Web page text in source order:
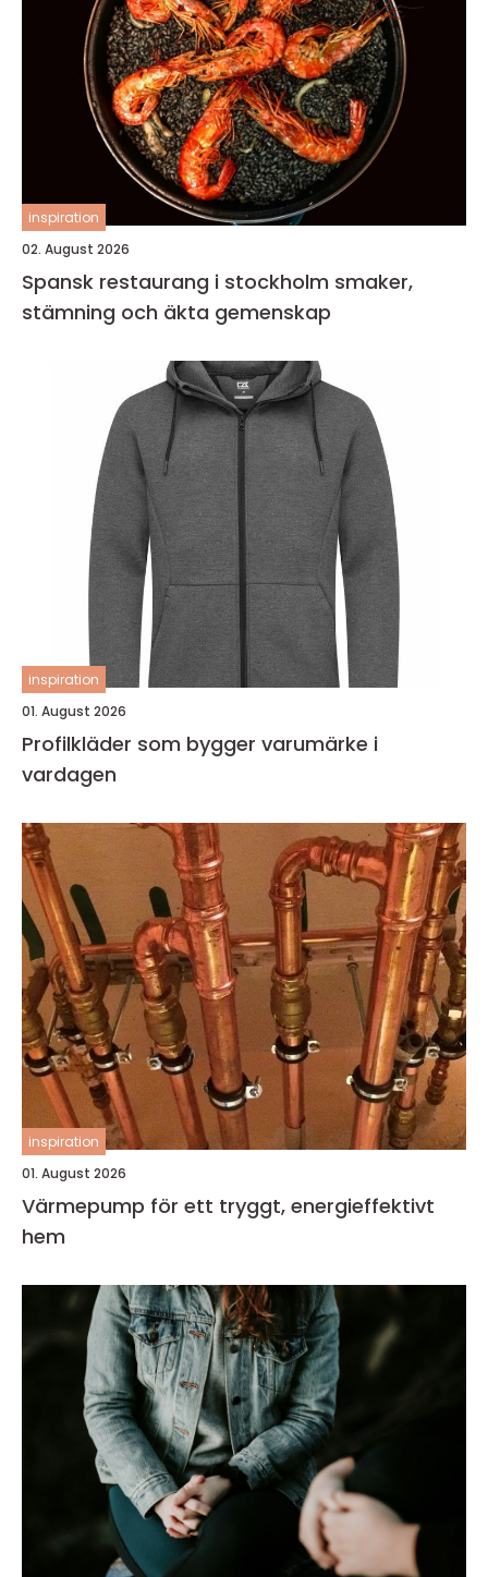
inspiration
02. August 2026
Spansk restaurang i stockholm smaker,
stämning och äkta gemenskap
inspiration
01. August 2026
Profilkläder som bygger varumärke i
vardagen
inspiration
01. August 2026
Värmepump för ett tryggt, energieffektivt
hem